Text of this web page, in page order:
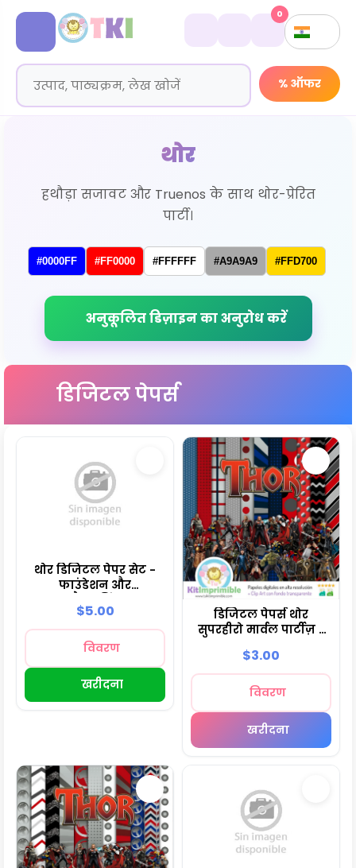
% ऑफर
0
थोर
हथौड़ा सजावट और Truenos के साथ थोर-प्रेरित
पार्टी।
#0000FF #FF0000 #FFFFFF #A9A9A9 #FFD700
अनुकूलित डिज़ाइन का अनुरोध करें
डिजिटल पेपर्स
थोर डिजिटल पेपर सेट -
फाउंडेशन और
$5.00
विवरण
खरीदना
डिजिटल पेपर्स थोर
सुपरहीरो मार्वल पार्टीज़ -
$3.00
विवरण
खरीदना